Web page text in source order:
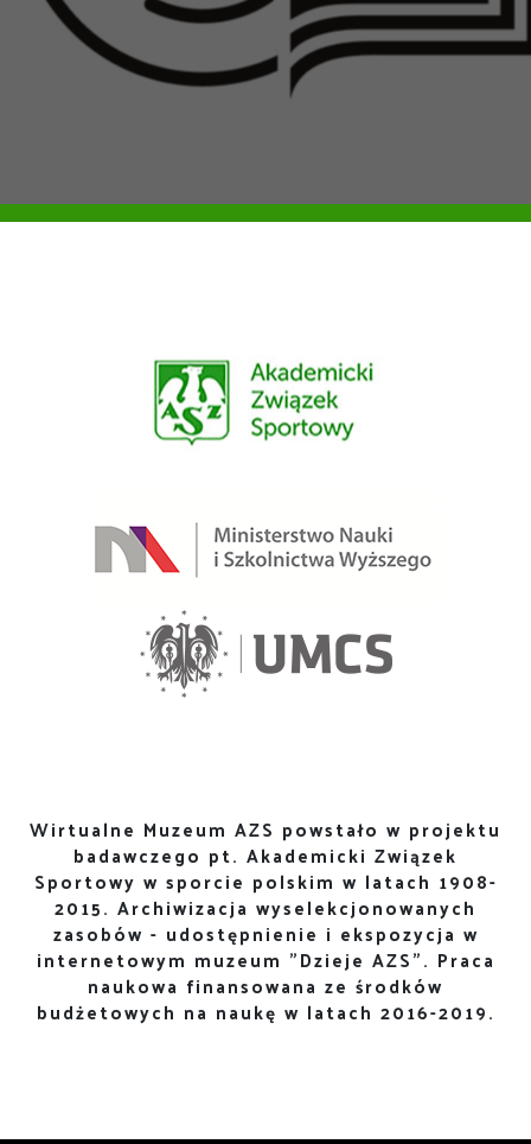
Wirtualne Muzeum AZS powstało w projektu
badawczego pt. Akademicki Związek
Sportowy w sporcie polskim w latach 1908-
2015. Archiwizacja wyselekcjonowanych
zasobów - udostępnienie i ekspozycja w
internetowym muzeum "Dzieje AZS". Praca
naukowa finansowana ze środków
budżetowych na naukę w latach 2016-2019.